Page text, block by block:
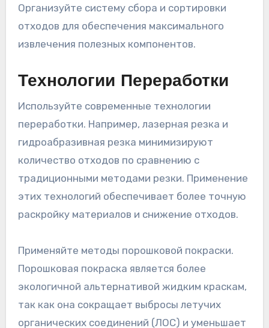
Организуйте систему сбора и сортировки
отходов для обеспечения максимального
извлечения полезных компонентов.
Технологии Переработки
Используйте современные технологии
переработки. Например, лазерная резка и
гидроабразивная резка минимизируют
количество отходов по сравнению с
традиционными методами резки. Применение
этих технологий обеспечивает более точную
раскройку материалов и снижение отходов.
Применяйте методы порошковой покраски.
Порошковая покраска является более
экологичной альтернативой жидким краскам,
так как она сокращает выбросы летучих
органических соединений (ЛОС) и уменьшает